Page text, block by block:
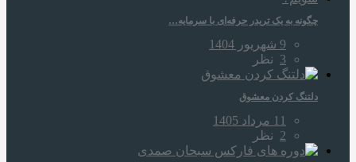
چگونه به یک تریدر حرفه‌ای با سرمایه…
9 شهریور 1404
3 نظر
دلتنگ کردن معشوق
11 مرداد 1405
2 نظر